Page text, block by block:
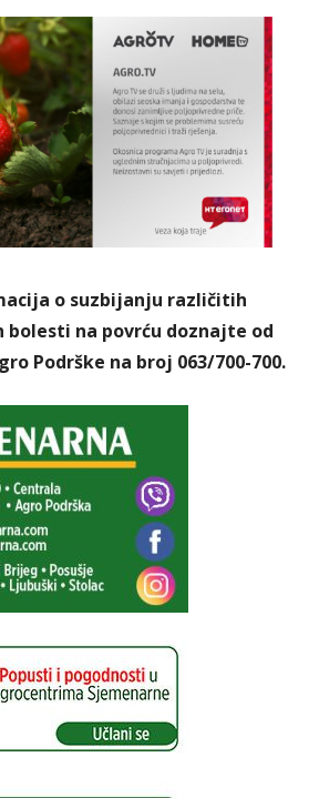
o suzbijanju različitih
bolesti na povrću doznajte od
Podrške na broj 063/700-700.